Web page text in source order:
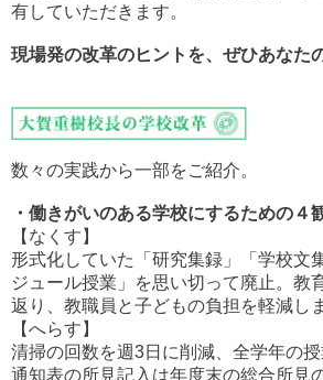
有していただきます。
現場発の改革のヒントを、ぜひあなた
数々の実践から一部をご紹介。
・働きがいのある学校にするための４
【なくす】
形式化していた「研究集録」「学校文
ジュール授業」を思い切って廃止。教
返り、教職員と子どもの負担を軽減し
【へらす】
清掃の回数を週3日に削減、全学年の授
通知表の所見記入は年度末の総合所見